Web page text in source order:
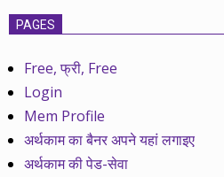
PAGES
Free, फ्री, Free
Login
Mem Profile
अर्थकाम का बैनर अपने यहां लगाइए
अर्थकाम की पेड-सेवा